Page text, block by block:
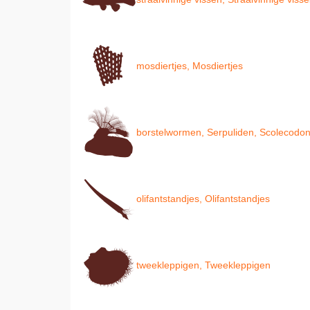
mosdiertjes, Mosdiertjes
borstelwormen, Serpuliden,
olifantstandjes, Olifantstandjes
tweekleppigen, Tweekleppigen